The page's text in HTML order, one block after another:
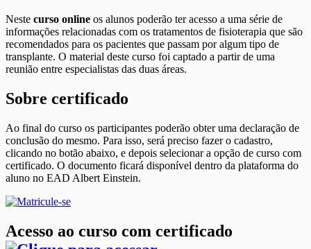
Neste curso online os alunos poderão ter acesso a uma série de
informações relacionadas com os tratamentos de fisioterapia que são
recomendados para os pacientes que passam por algum tipo de
transplante. O material deste curso foi captado a partir de uma
reunião entre especialistas das duas áreas.
Sobre certificado
Ao final do curso os participantes poderão obter uma declaração de
conclusão do mesmo. Para isso, será preciso fazer o cadastro,
clicando no botão abaixo, e depois selecionar a opção de curso com
certificado. O documento ficará disponível dentro da plataforma do
aluno no EAD Albert Einstein.
Acesso ao curso com certificado